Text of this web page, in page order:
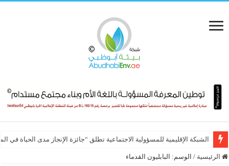
الشبكة الإقليمية للمسؤولية الاجتماعية تطلق “جائزة الإنجاز مدى الحياة في
الرئيسية / الوسم: البابليون القدماء